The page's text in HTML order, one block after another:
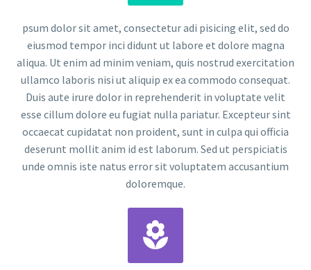
psum dolor sit amet, consectetur adi pisicing elit, sed do
eiusmod tempor inci didunt ut labore et dolore magna
aliqua. Ut enim ad minim veniam, quis nostrud exercitation
ullamco laboris nisi ut aliquip ex ea commodo consequat.
Duis aute irure dolor in reprehenderit in voluptate velit
esse cillum dolore eu fugiat nulla pariatur. Excepteur sint
occaecat cupidatat non proident, sunt in culpa qui officia
deserunt mollit anim id est laborum. Sed ut perspiciatis
unde omnis iste natus error sit voluptatem accusantium
doloremque.

